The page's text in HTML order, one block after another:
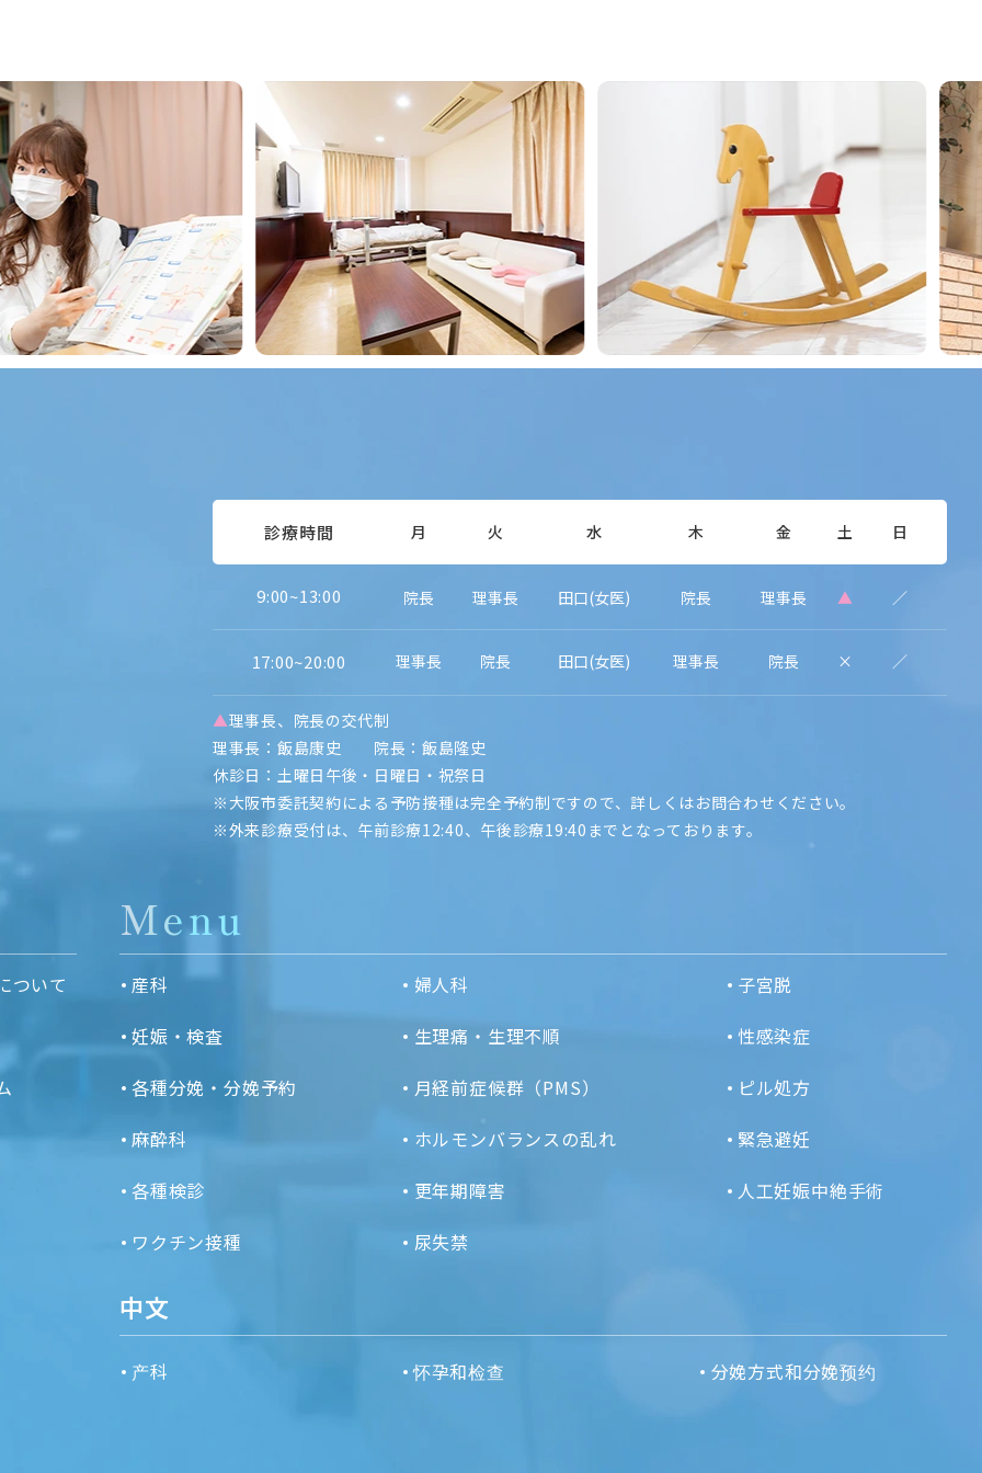
診療時間 月 火 水 木 金 土 日
9:00~13:00 院長 理事長 田口(女医) 院長 理事長 ▲ ／
17:00~20:00 理事長 院長 田口(女医) 理事長 院長 × ／
▲理事長、院長の交代制
理事長：飯島康史 院長：飯島隆史
休診日：土曜日午後・日曜日・祝祭日
※大阪市委託契約による予防接種は完全予約制ですので、詳しくはお問合わせください。
※外来診療受付は、午前診療12:40、午後診療19:40までとなっております。
ついて
Menu
産科
妊娠・検査
各種分娩・分娩予約
麻酔科
各種検診
ワクチン接種
婦人科
生理痛・生理不順
月経前症候群（PMS）
ホルモンバランスの乱れ
更年期障害
尿失禁
子宮脱
性感染症
ピル処方
緊急避妊
人工妊娠中絶手術
中文
产科 怀孕和检查 分娩方式和分娩预约